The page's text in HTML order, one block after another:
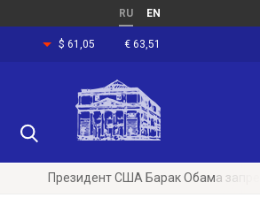
RU EN
$ 61,05 € 63,51
США Барак Обама запретил